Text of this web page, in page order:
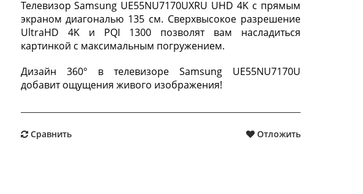
Телевизор Samsung UE55NU7170UXRU UHD 4K с прямым
экраном диагональю 135 см. Сверхвысокое разрешение
UltraHD 4K и PQI 1300 позволят вам насладиться
картинкой с максимальным погружением.
Дизайн 360° в телевизоре Samsung UE55NU7170U
добавит ощущения живого изображения!
Сравнить Отложить